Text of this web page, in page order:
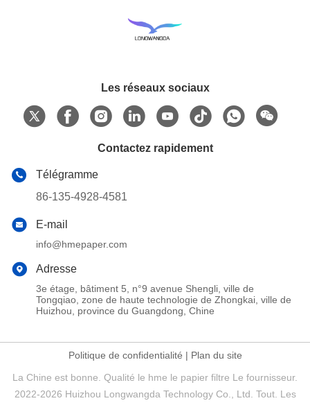
Les réseaux sociaux
Contactez rapidement
Télégramme
86-135-4928-4581
E-mail
info@hmepaper.com
Adresse
3e étage, bâtiment 5, n°9 avenue Shengli, ville de
Tongqiao, zone de haute technologie de Zhongkai, ville de
Huizhou, province du Guangdong, Chine
Politique de confidentialité | Plan du site
La Chine est bonne. Qualité le hme le papier filtre Le fournisseur.
2022-2026 Huizhou Longwangda Technology Co., Ltd. Tout. Les